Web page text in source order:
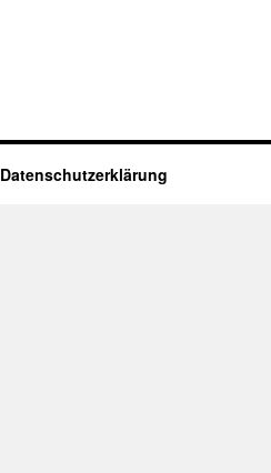
Datenschutzerklärung